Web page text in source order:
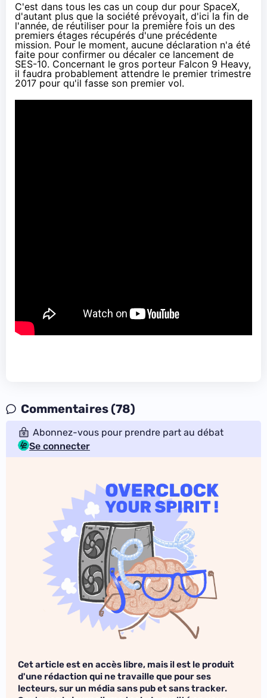
C'est dans tous les cas un coup dur pour SpaceX,
d'autant plus que la société prévoyait, d'ici la fin de
l'année, de réutiliser pour la première fois un des
premiers étages récupérés d'une précédente
mission. Pour le moment, aucune déclaration n'a été
faite pour confirmer ou décaler ce lancement de
SES-10. Concernant le gros porteur Falcon 9 Heavy,
il faudra probablement attendre le premier trimestre
2017 pour qu'il fasse son premier vol.
Commentaires (78)
Abonnez-vous pour prendre part au débat
Se connecter
Cet article est en accès libre, mais il est le produit
d'une rédaction qui ne travaille que pour ses
lecteurs, sur un média sans pub et sans tracker.